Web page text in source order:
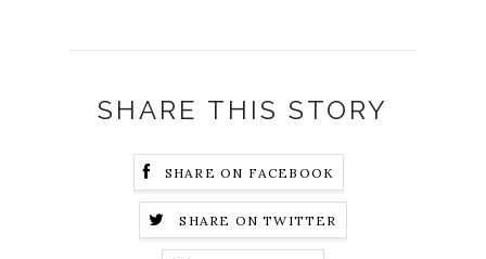
SHARE THIS STORY
SHARE ON FACEBOOK
SHARE ON TWITTER